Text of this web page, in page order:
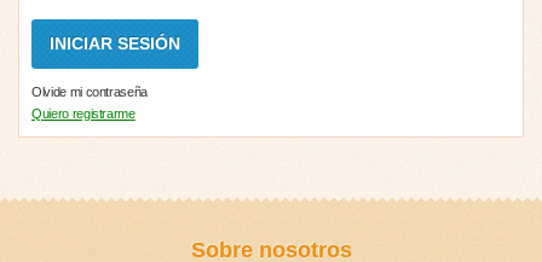
Olvide mi contraseña
Quiero registrarme
Sobre nosotros